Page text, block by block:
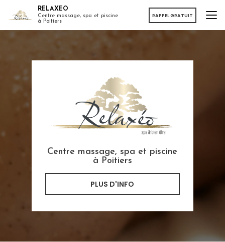
RELAXEO
Centre massage, spa et piscine
à Poitiers
RAPPEL GRATUIT
Centre massage, spa et piscine
à Poitiers
PLUS D'INFO